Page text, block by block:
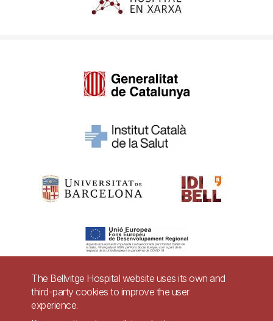
Pie
The Bellvitge Hospital website uses its own and
third-party cookies to improve the user
experience.